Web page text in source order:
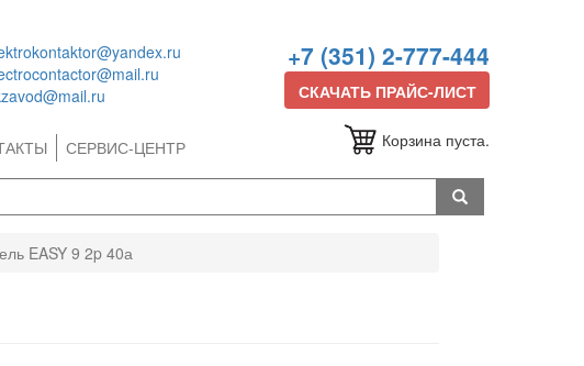
+7 (351) 2-777-444
СКАЧАТЬ ПРАЙС-ЛИСТ
СЕРВИС-ЦЕНТР Корзина пуста.
EASY 9 2p 40а